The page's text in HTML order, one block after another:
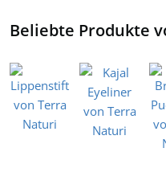
Beliebte Produkte